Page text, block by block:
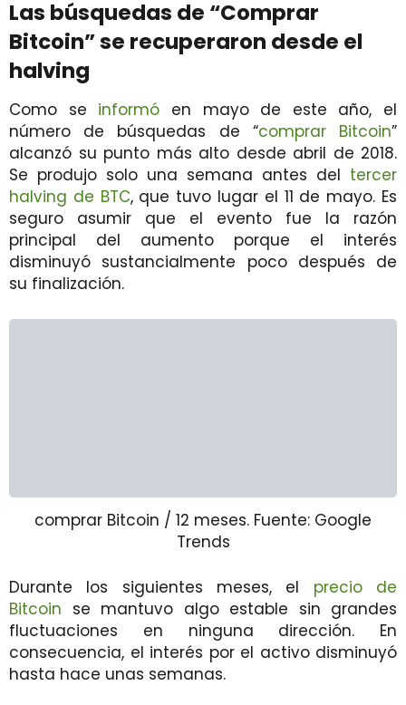
Las búsquedas de “Comprar
Bitcoin” se recuperaron desde el
halving
Como se informó en mayo de este año, el
número de búsquedas de “comprar Bitcoin”
alcanzó su punto más alto desde abril de 2018.
Se produjo solo una semana antes del tercer
halving de BTC, que tuvo lugar el 11 de mayo. Es
seguro asumir que el evento fue la razón
principal del aumento porque el interés
disminuyó sustancialmente poco después de
su finalización.
comprar Bitcoin / 12 meses. Fuente: Google
Trends
Durante los siguientes meses, el precio de
Bitcoin se mantuvo algo estable sin grandes
fluctuaciones en ninguna dirección. En
consecuencia, el interés por el activo disminuyó
hasta hace unas semanas.